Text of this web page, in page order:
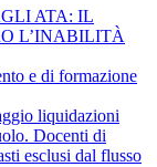
ATA: IL
L’INABILITÀ
e di formazione
liquidazioni
Docenti di
esclusi dal flusso